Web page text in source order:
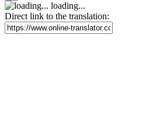
loading...
Direct link to the translation: